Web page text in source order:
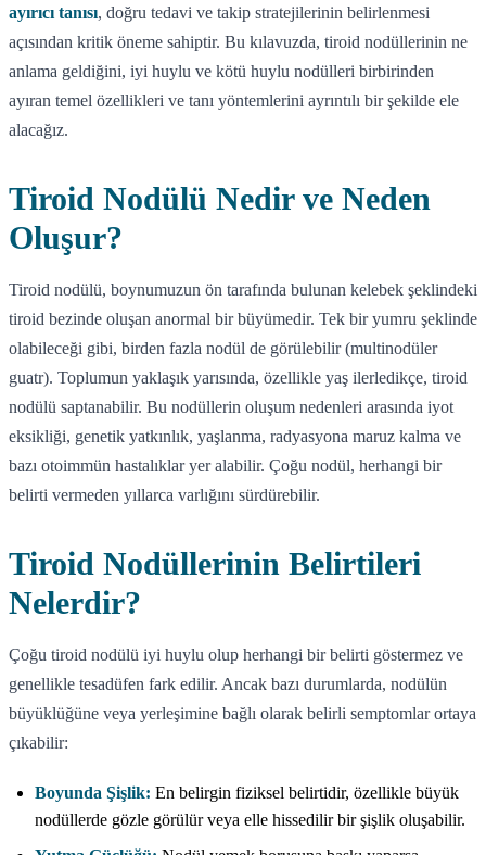
ayırıcı tanısı, doğru tedavi ve takip stratejilerinin belirlenmesi
açısından kritik öneme sahiptir. Bu kılavuzda, tiroid nodüllerinin ne
anlama geldiğini, iyi huylu ve kötü huylu nodülleri birbirinden
ayıran temel özellikleri ve tanı yöntemlerini ayrıntılı bir şekilde ele
alacağız.
Tiroid Nodülü Nedir ve Neden
Oluşur?
Tiroid nodülü, boynumuzun ön tarafında bulunan kelebek şeklindeki
tiroid bezinde oluşan anormal bir büyümedir. Tek bir yumru şeklinde
olabileceği gibi, birden fazla nodül de görülebilir (multinodüler
guatr). Toplumun yaklaşık yarısında, özellikle yaş ilerledikçe, tiroid
nodülü saptanabilir. Bu nodüllerin oluşum nedenleri arasında iyot
eksikliği, genetik yatkınlık, yaşlanma, radyasyona maruz kalma ve
bazı otoimmün hastalıklar yer alabilir. Çoğu nodül, herhangi bir
belirti vermeden yıllarca varlığını sürdürebilir.
Tiroid Nodüllerinin Belirtileri
Nelerdir?
Çoğu tiroid nodülü iyi huylu olup herhangi bir belirti göstermez ve
genellikle tesadüfen fark edilir. Ancak bazı durumlarda, nodülün
büyüklüğüne veya yerleşimine bağlı olarak belirli semptomlar ortaya
çıkabilir:
Boyunda Şişlik: En belirgin fiziksel belirtidir, özellikle büyük
nodüllerde gözle görülür veya elle hissedilir bir şişlik oluşabilir.